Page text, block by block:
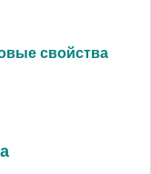
свойства